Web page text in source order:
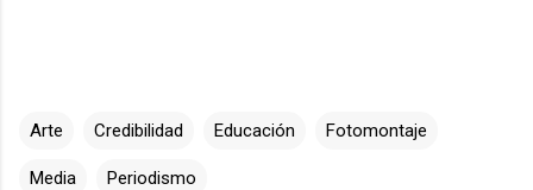
Arte Credibilidad Educación Fotomontaje
Media Periodismo